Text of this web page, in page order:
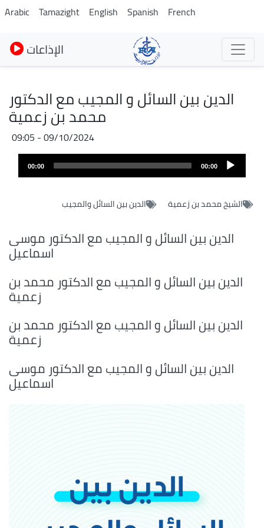
Pasar
al
contenido
principal
Arabic Tamazight English Spanish French
الإذاعات
الدين بين السائل و المجيب مع الدكتور
محمد بن زعمية
09/10/2024 - 09:05
00:00
00:00
الشيخ محمد بن زعمية الدين بين السائل والمجيب
الدين بين السائل و المجيب مع الدكتور موسى
اسماعيل
الدين بين السائل و المجيب مع الدكتور محمد بن
زعمية
الدين بين السائل و المجيب مع الدكتور محمد بن
زعمية
الدين بين السائل و المجيب مع الدكتور موسى
اسماعيل